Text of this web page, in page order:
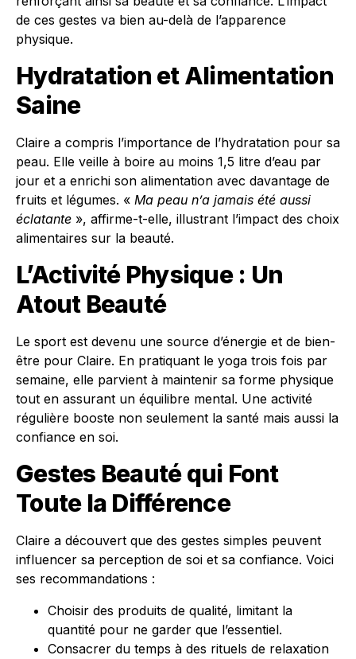
de ces gestes va bien au-delà de l’apparence
physique.
Hydratation et Alimentation
Saine
Claire a compris l’importance de l’hydratation pour sa
peau. Elle veille à boire au moins 1,5 litre d’eau par
jour et a enrichi son alimentation avec davantage de
fruits et légumes. « Ma peau n’a jamais été aussi
éclatante », affirme-t-elle, illustrant l’impact des choix
alimentaires sur la beauté.
L’Activité Physique : Un
Atout Beauté
Le sport est devenu une source d’énergie et de bien-
être pour Claire. En pratiquant le yoga trois fois par
semaine, elle parvient à maintenir sa forme physique
tout en assurant un équilibre mental. Une activité
régulière booste non seulement la santé mais aussi la
confiance en soi.
Gestes Beauté qui Font
Toute la Différence
Claire a découvert que des gestes simples peuvent
influencer sa perception de soi et sa confiance. Voici
ses recommandations :
Choisir des produits de qualité, limitant la
quantité pour ne garder que l’essentiel.
Consacrer du temps à des rituels de relaxation